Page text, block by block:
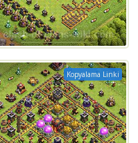
Kopyalama Linki